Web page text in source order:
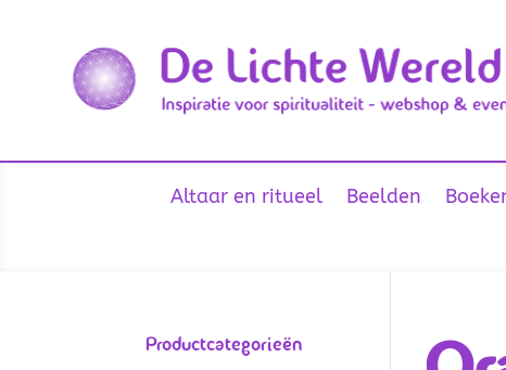
Altaar en ritueel Beelden
Productcategorieën